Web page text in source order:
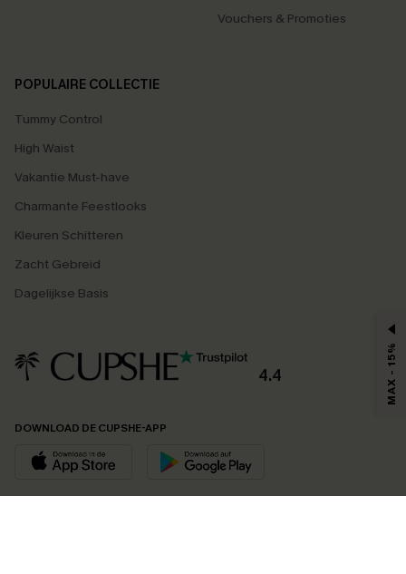
Vouchers & Promoties
POPULAIRE COLLECTIE
Tummy Control
High Waist
Vakantie Must-have
Charmante Feestlooks
Kleuren Schitteren
Zacht Gebreid
Dagelijkse Basis
4.4
DOWNLOAD DE CUPSHE-APP
MAX - 15%